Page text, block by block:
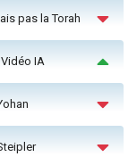
pas la Torah
IA